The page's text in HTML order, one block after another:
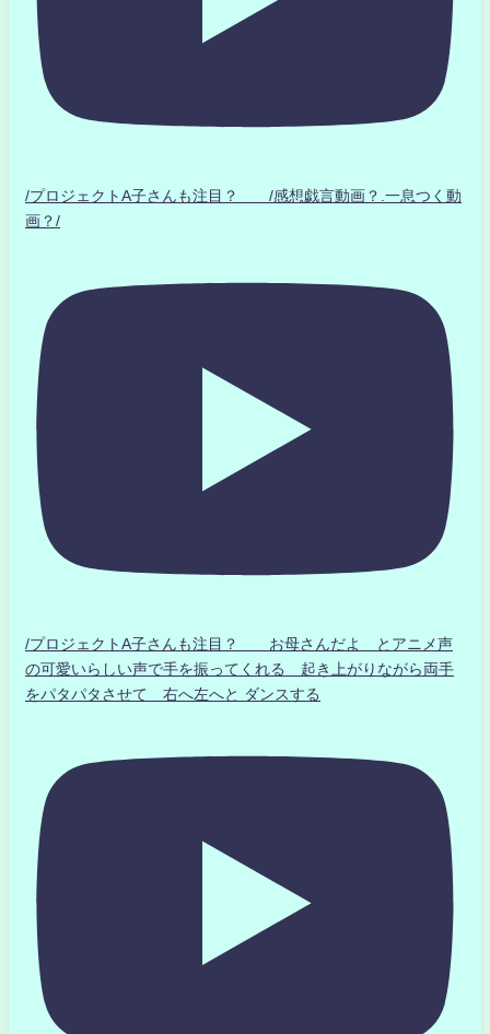
/プロジェクトA子さんも注目？ /感想戯言動画？.一息つく動
画？/
/プロジェクトA子さんも注目？ お母さんだよ とアニメ声
の可愛いらしい声で手を振ってくれる 起き上がりながら両手
をパタパタさせて 右へ左へと ダンスする